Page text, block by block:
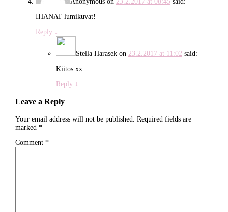
IHANAT lumikuvat!
Reply ↓
Stella Harasekon 23.2.2017 at 11:02 said:
Kiitos xx
Reply ↓
Leave a Reply
Your email address will not be published. Required fields are
marked *
Comment *